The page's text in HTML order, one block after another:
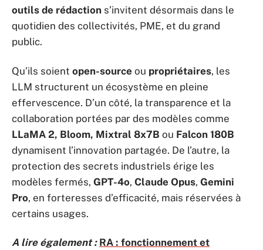
outils de rédaction s’invitent désormais dans le
quotidien des collectivités, PME, et du grand
public.
Qu’ils soient open-source ou propriétaires, les
LLM structurent un écosystème en pleine
effervescence. D’un côté, la transparence et la
collaboration portées par des modèles comme
LLaMA 2, Bloom, Mixtral 8x7B ou Falcon 180B
dynamisent l’innovation partagée. De l’autre, la
protection des secrets industriels érige les
modèles fermés, GPT-4o, Claude Opus, Gemini
Pro, en forteresses d’efficacité, mais réservées à
certains usages.
A lire également : RA : fonctionnement et